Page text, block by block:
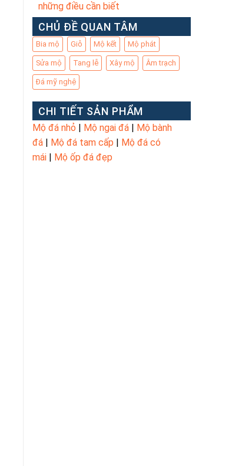
những điều cần biết
CHỦ ĐỀ QUAN TÂM
Bia mộ Giỗ Mộ kết Mộ phát
Sửa mộ Tang lễ Xây mộ Âm trạch
Đá mỹ nghệ
CHI TIẾT SẢN PHẨM
Mộ đá nhỏ | Mộ ngai đá | Mộ bành
đá | Mộ đá tam cấp | Mộ đá có
mái | Mộ ốp đá đẹp